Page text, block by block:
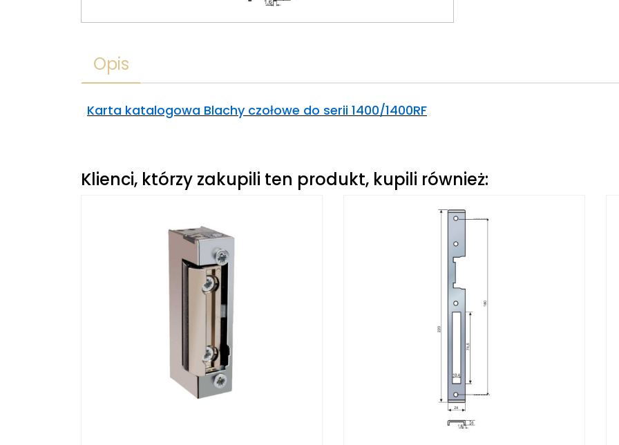
Opis
Karta katalogowa Blachy czołowe do serii 1400/1400RF
Klienci, którzy zakupili ten produkt, kupili również: